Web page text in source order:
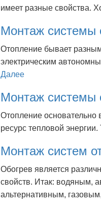
имеет разные свойства.
Монтаж системы
Отопление бывает
электрическим
Далее
Монтаж системы
Отопление основательно
ресурс тепловой
Монтаж систем
Обогрев является
свойств. Итак: водяным,
альтернативным,